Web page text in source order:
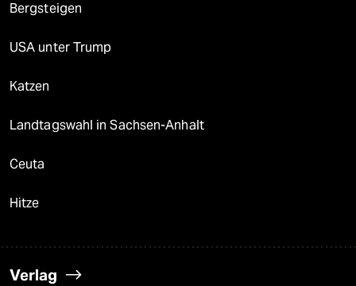
Bergsteigen
USA unter Trump
Katzen
Landtagswahl in Sachsen-Anhalt
Ceuta
Hitze
Verlag